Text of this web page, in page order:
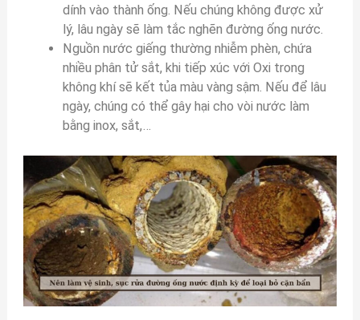
dính vào thành ống. Nếu chúng không được xử
lý, lâu ngày sẽ làm tắc nghẽn đường ống nước.
Nguồn nước giếng thường nhiễm phèn, chứa
nhiều phân tử sắt, khi tiếp xúc với Oxi trong
không khí sẽ kết tủa màu vàng sậm. Nếu để lâu
ngày, chúng có thể gây hại cho vòi nước làm
bằng inox, sắt,…